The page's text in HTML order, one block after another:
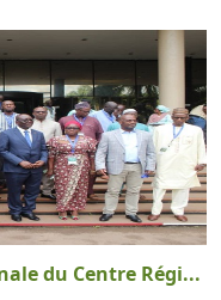
du Centre Régi...